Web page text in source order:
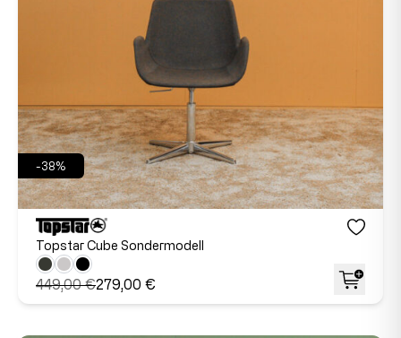
-38%
Topstar Cube Sondermodell
449,00 €279,00 €